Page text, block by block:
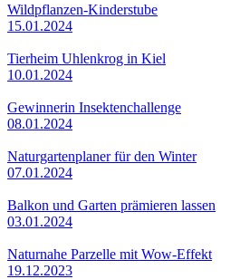
Wildpflanzen-Kinderstube
15.01.2024
Tierheim Uhlenkrog in Kiel
10.01.2024
Gewinnerin Insektenchallenge
08.01.2024
Naturgartenplaner für den Winter
07.01.2024
Balkon und Garten prämieren lassen
03.01.2024
Naturnahe Parzelle mit Wow-Effekt
19.12.2023